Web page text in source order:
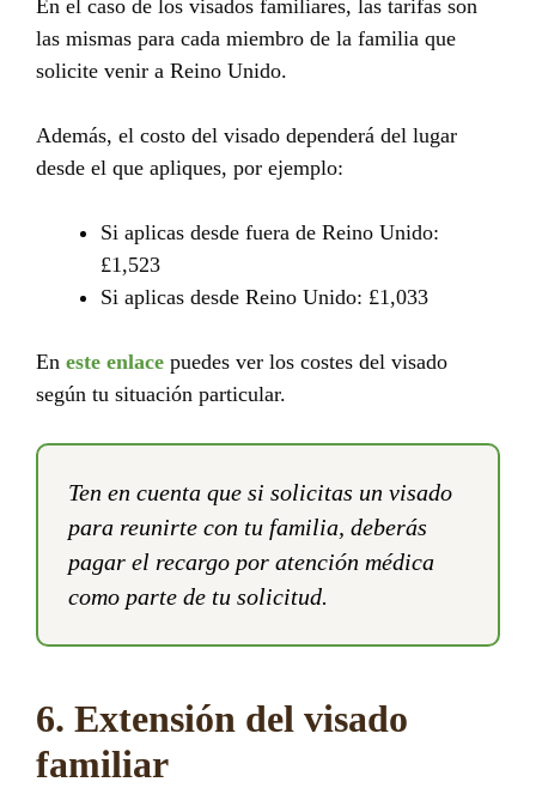
En el caso de los visados familiares, las tarifas son
las mismas para cada miembro de la familia que
solicite venir a Reino Unido.
Además, el costo del visado dependerá del lugar
desde el que apliques, por ejemplo:
Si aplicas desde fuera de Reino Unido:
£1,523
Si aplicas desde Reino Unido: £1,033
En este enlace puedes ver los costes del visado
según tu situación particular.
Ten en cuenta que si solicitas un visado
para reunirte con tu familia, deberás
pagar el recargo por atención médica
como parte de tu solicitud.
6. Extensión del visado
familiar